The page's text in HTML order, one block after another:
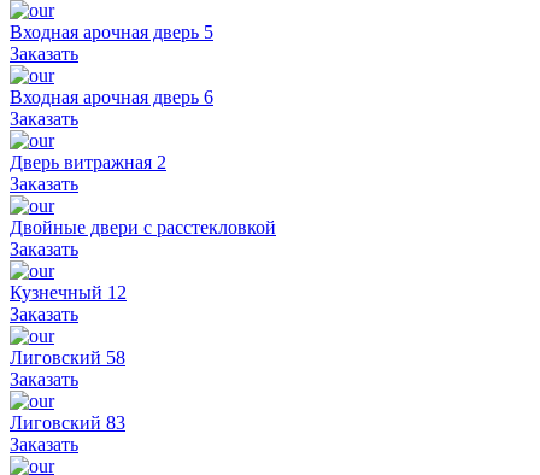
Входная арочная дверь 5
Заказать
Входная арочная дверь 6
Заказать
Дверь витражная 2
Заказать
Двойные двери с расстекловкой
Заказать
Кузнечный 12
Заказать
Лиговский 58
Заказать
Лиговский 83
Заказать